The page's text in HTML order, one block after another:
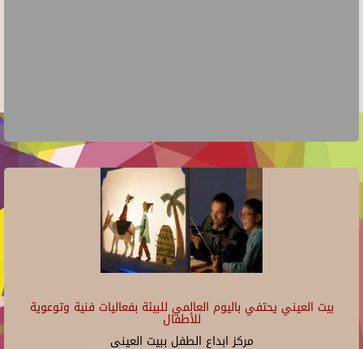
بيت العيني يحتفي باليوم العالمي للبيئة بفعاليات فنية وتوعوية
للأطفال
مركز ابداع الطفل ببيت العينى